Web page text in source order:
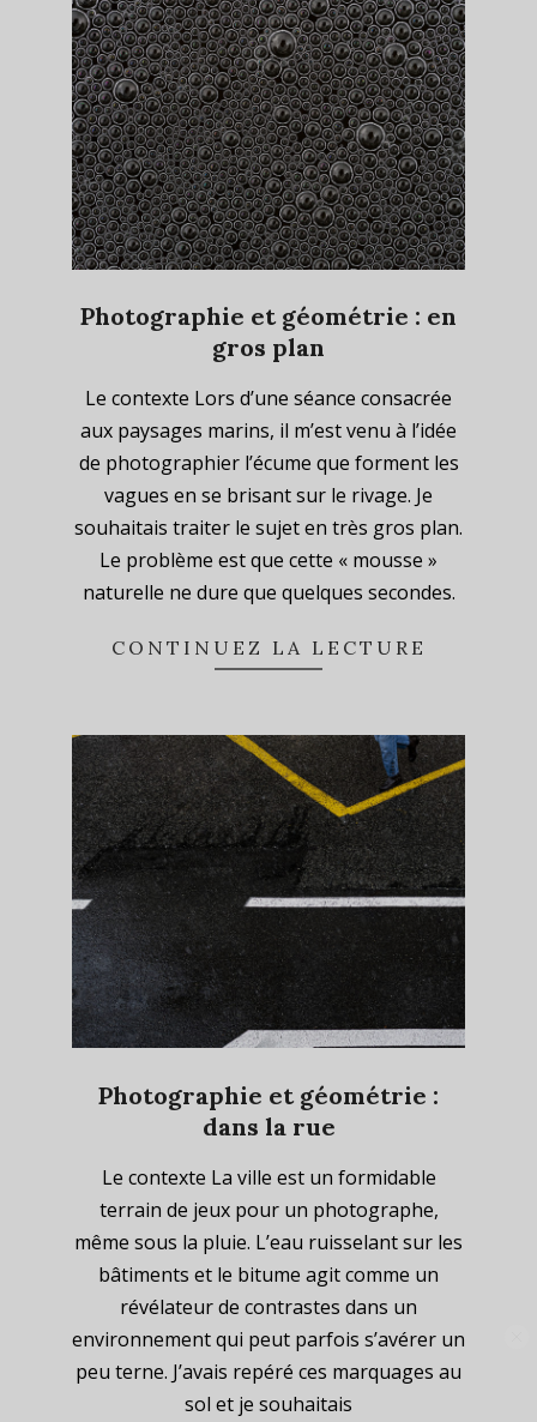
Photographie et géométrie : en
gros plan
08-
27
Le contexte Lors d’une séance consacrée
aux paysages marins, il m’est venu à l’idée
de photographier l’écume que forment les
vagues en se brisant sur le rivage. Je
souhaitais traiter le sujet en très gros plan.
Le problème est que cette « mousse »
naturelle ne dure que quelques secondes.
CONTINUEZ LA LECTURE
Photographie et géométrie :
dans la rue
Le contexte La ville est un formidable
terrain de jeux pour un photographe,
même sous la pluie. L’eau ruisselant sur les
bâtiments et le bitume agit comme un
révélateur de contrastes dans un
environnement qui peut parfois s’avérer un
peu terne. J’avais repéré ces marquages au
sol et je souhaitais
Abonnez-vous à la